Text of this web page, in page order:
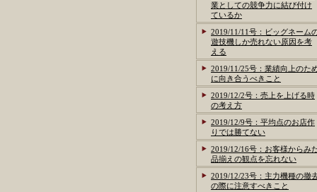
業としての競争力に結び付け
ているか
2019/11/11号：ビッグネーム
遊技機しか売れない原因を考
える
2019/11/25号：業績向上のた
に向き合うべきこと
2019/12/2号：売上を上げる時
の考え方
2019/12/9号：平均点のお店作
りでは勝てない
2019/12/16号：お客様からみ
品揃えの観点を忘れない
2019/12/23号：主力機種の撤
の際に注意すべきこと